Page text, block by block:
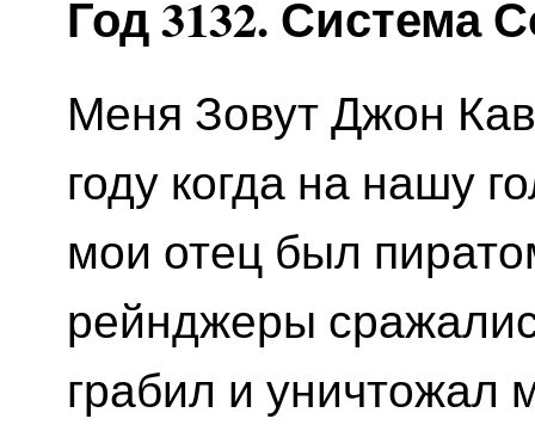
Год 3132. Система
Меня Зовут Джон
году когда на нашу
мои отец был
рейнджеры
грабил и уничтожал